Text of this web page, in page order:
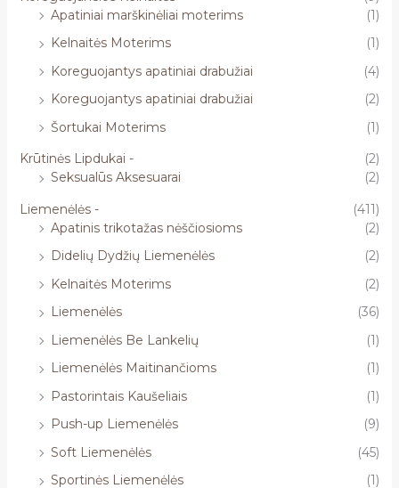
Apatiniai marškinėliai moterims
(1)
Kelnaitės Moterims
(1)
Koreguojantys apatiniai drabužiai
(4)
Koreguojantys apatiniai drabužiai
(2)
Šortukai Moterims
(1)
Krūtinės Lipdukai -
(2)
Seksualūs Aksesuarai
(2)
Liemenėlės -
(411)
Apatinis trikotažas nėščiosioms
(2)
Didelių Dydžių Liemenėlės
(2)
Kelnaitės Moterims
(2)
Liemenėlės
(36)
Liemenėlės Be Lankelių
(1)
Liemenėlės Maitinančioms
(1)
Pastorintais Kaušeliais
(1)
Push-up Liemenėlės
(9)
Soft Liemenėlės
(45)
Sportinės Liemenėlės
(1)